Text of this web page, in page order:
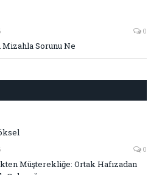
0
Mizahla Sorunu Ne
0
Müşterekliğe: Ortak Hafızadan